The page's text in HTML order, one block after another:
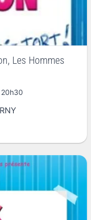
Les Hommes